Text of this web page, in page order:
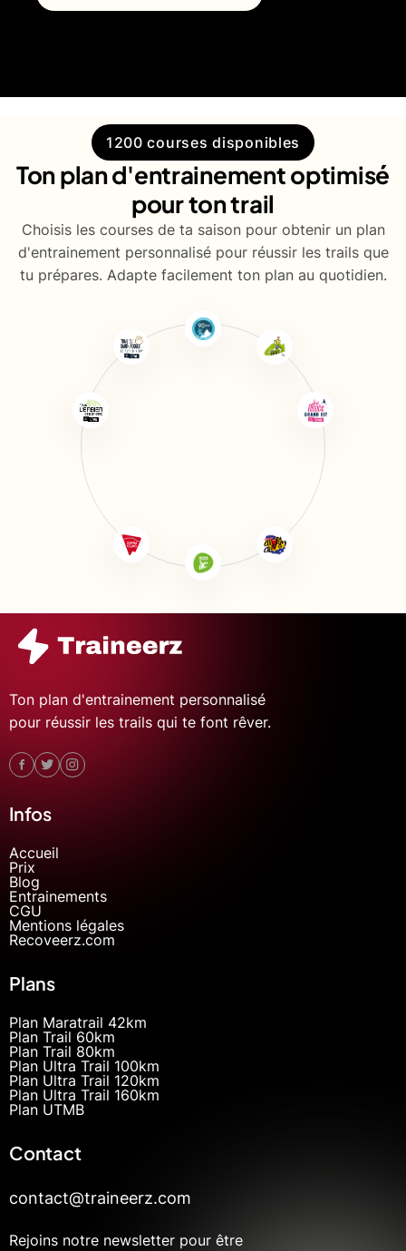
1200 courses disponibles
Ton plan d'entrainement optimisé
pour ton trail
Choisis les courses de ta saison pour obtenir un plan
d'entrainement personnalisé pour réussir les trails que
tu prépares. Adapte facilement ton plan au quotidien.
Ton plan d'entrainement personnalisé
pour réussir les trails qui te font rêver.
Infos
Accueil
Prix
Blog
Entrainements
CGU
Mentions légales
Recoveerz.com
Plans
Plan Maratrail 42km
Plan Trail 60km
Plan Trail 80km
Plan Ultra Trail 100km
Plan Ultra Trail 120km
Plan Ultra Trail 160km
Plan UTMB
Contact
contact@traineerz.com
Rejoins notre newsletter pour être